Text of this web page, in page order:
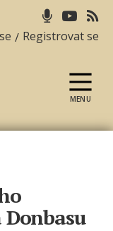
/ Registrovat se
MENU